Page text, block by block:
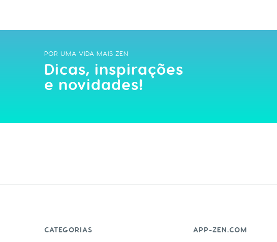
POR UMA VIDA MAIS ZEN
Dicas, inspirações
e novidades!
CATEGORIAS APP-ZEN.COM